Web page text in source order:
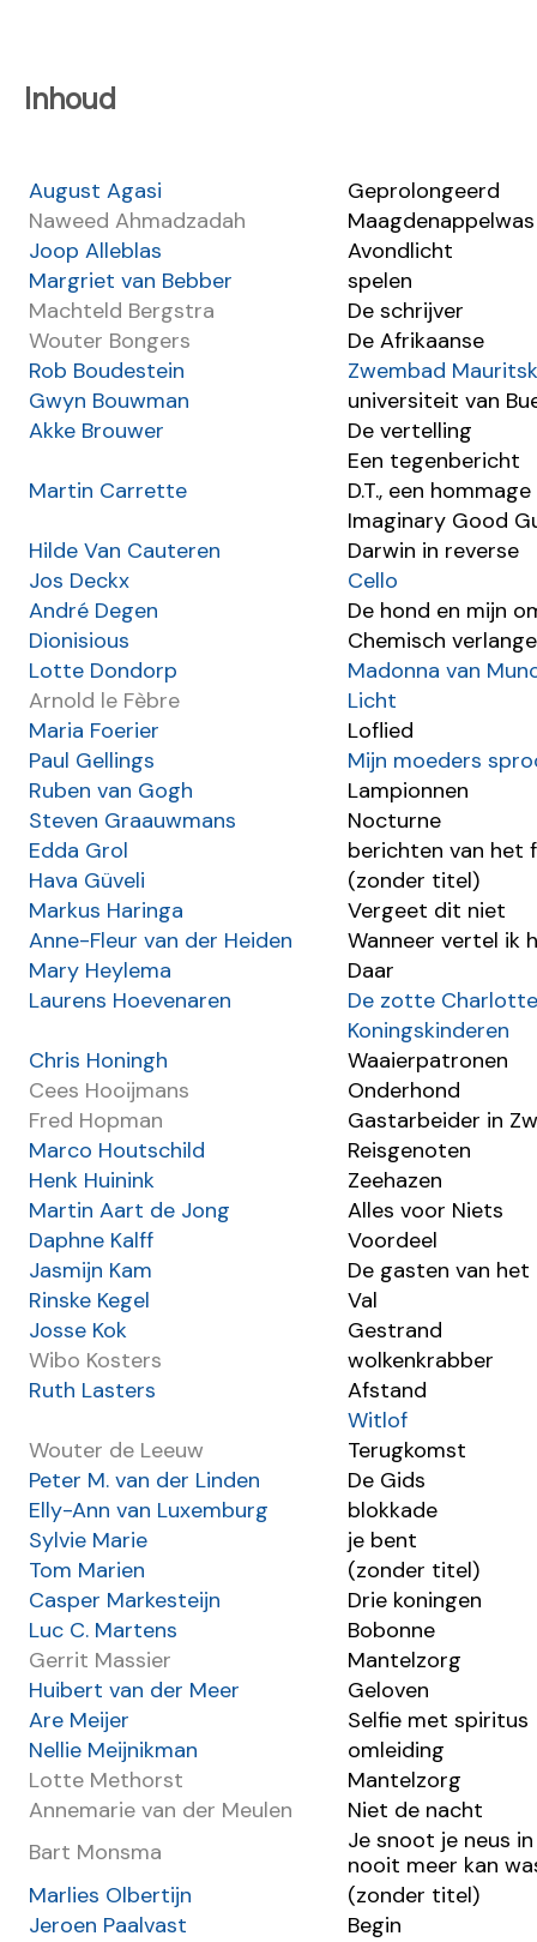
Inhoud
August Agasi
Geprolongeerd
Naweed Ahmadzadah
Maagdenappelwas
Joop Alleblas
Avondlicht
Margriet van Bebber
spelen
Machteld Bergstra
De schrijver
Wouter Bongers
De Afrikaanse
Rob Boudestein
Zwembad
Gwyn Bouwman
universiteit van
Akke Brouwer
De vertelling
Een tegenbericht
Martin Carrette
D.T., een hommage
Imaginary Good
Hilde Van Cauteren
Darwin in reverse
Jos Deckx
Cello
André Degen
De hond en mijn
Dionisious
Chemisch
Lotte Dondorp
Madonna van
Arnold le Fèbre
Licht
Maria Foerier
Loflied
Paul Gellings
Mijn moeders
Ruben van Gogh
Lampionnen
Steven Graauwmans
Nocturne
Edda Grol
berichten van het
Hava Güveli
(zonder titel)
Markus Haringa
Vergeet dit niet
Anne-Fleur van der Heiden
Wanneer vertel ik
Mary Heylema
Daar
Laurens Hoevenaren
De zotte Charlotte
Koningskinderen
Chris Honingh
Waaierpatronen
Cees Hooijmans
Onderhond
Fred Hopman
Gastarbeider in
Marco Houtschild
Reisgenoten
Henk Huinink
Zeehazen
Martin Aart de Jong
Alles voor Niets
Daphne Kalff
Voordeel
Jasmijn Kam
De gasten van het
Rinske Kegel
Val
Josse Kok
Gestrand
Wibo Kosters
wolkenkrabber
Ruth Lasters
Afstand
Witlof
Wouter de Leeuw
Terugkomst
Peter M. van der Linden
De Gids
Elly-Ann van Luxemburg
blokkade
Sylvie Marie
je bent
Tom Marien
(zonder titel)
Casper Markesteijn
Drie koningen
Luc C. Martens
Bobonne
Gerrit Massier
Mantelzorg
Huibert van der Meer
Geloven
Are Meijer
Selfie met spiritus
Nellie Meijnikman
omleiding
Lotte Methorst
Mantelzorg
Annemarie van der Meulen
Niet de nacht
Bart Monsma
Je snoot je neus
nooit meer kan
Marlies Olbertijn
(zonder titel)
Jeroen Paalvast
Begin